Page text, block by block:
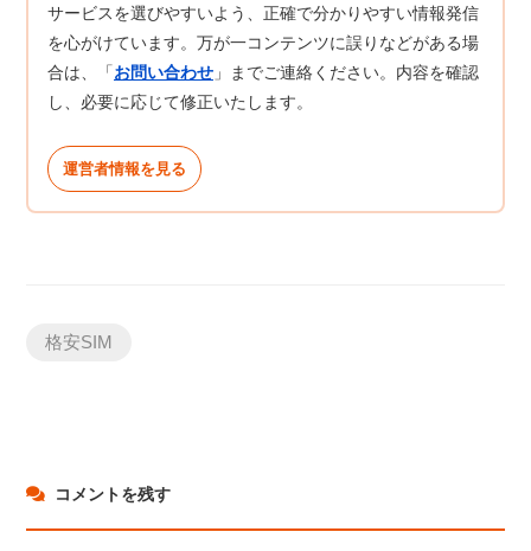
サービスを選びやすいよう、正確で分かりやすい情報発信
を心がけています。万が一コンテンツに誤りなどがある場
合は、「お問い合わせ 」までご連絡ください。内容を確認
し、必要に応じて修正いたします。
運営者情報を見る
格安SIM
コメントを残す